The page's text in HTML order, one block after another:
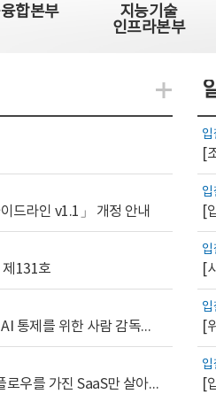
합본부
지능기술
인프라본부
드라인 v1.1」 개정 안내
제131호
[AI.GOV 이슈리포트 2026-1호]공공부문 AI 통제를 위한 사람 감독의 해외 사례 분석 및 시사점
[디지털서비스 이슈리포트2026-7] 워크플로우를 가진 SaaS만 살아남는다
지식관
입
입
[
입
[
입
입
[